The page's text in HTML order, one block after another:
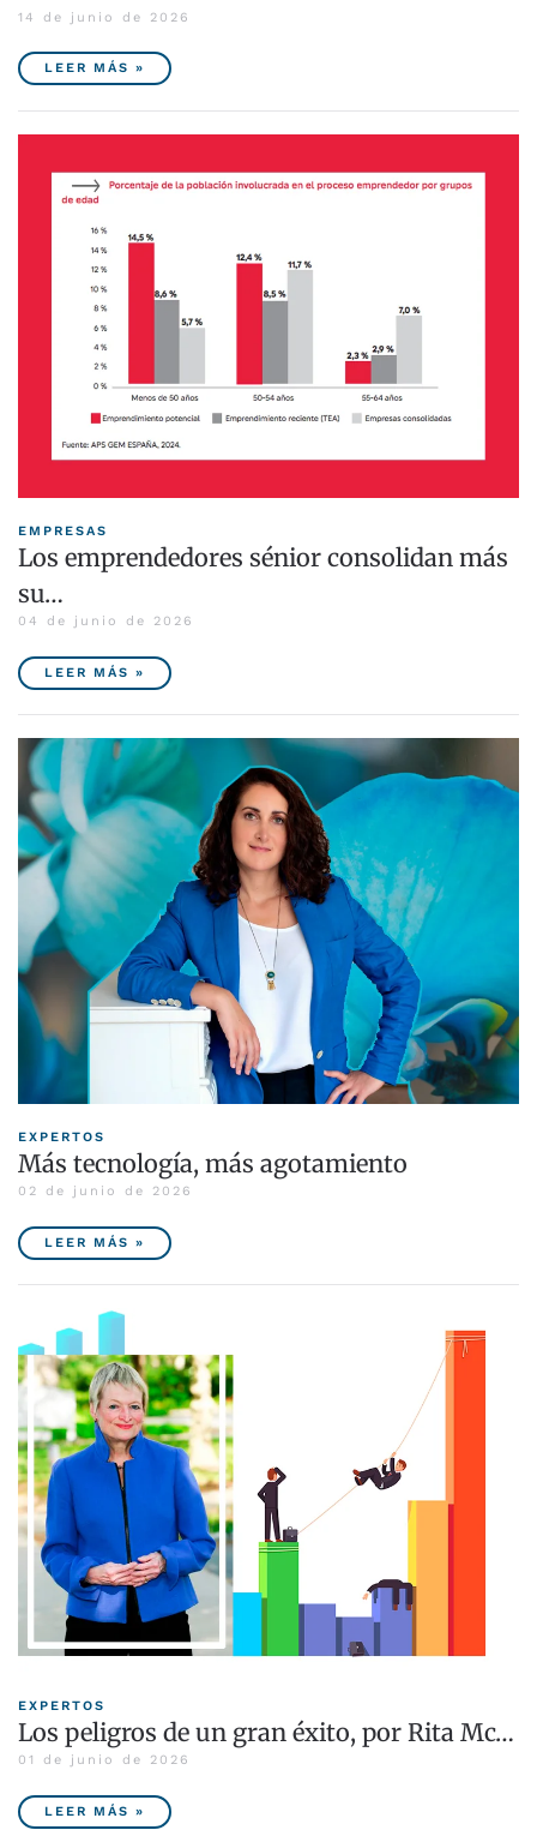
14 de junio de 2026
LEER MÁS »
EMPRESAS
Los emprendedores sénior consolidan más
su…
04 de junio de 2026
LEER MÁS »
EXPERTOS
Más tecnología, más agotamiento
02 de junio de 2026
LEER MÁS »
EXPERTOS
Los peligros de un gran éxito, por Rita Mc…
01 de junio de 2026
LEER MÁS »